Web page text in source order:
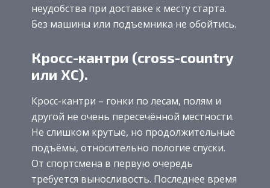
неудобства при доставке к месту старта.
Без машины или подъемника не обойтись.
Кросс-кантри (cross-country
или XC).
Кросс-кантри – гонки по лесам, полям и
другой не очень пересечённой местности.
Не слишком крутые, но продолжительные
подъёмы, относительно пологие спуски.
От спортсмена в первую очередь
требуется выносливость. Последнее время